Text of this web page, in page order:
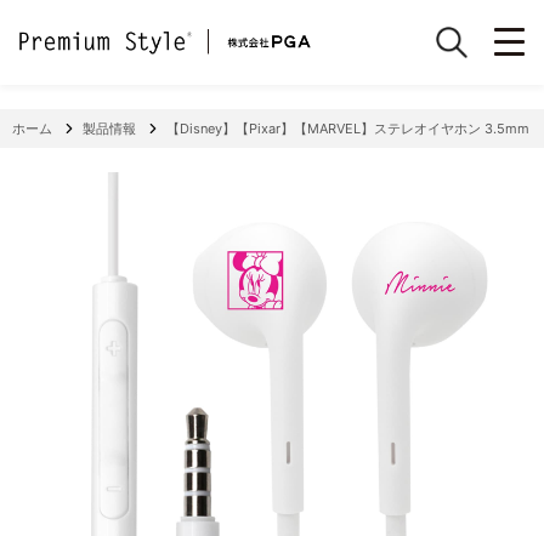
ホーム 製品情報 【Disney】【Pixar】【MARVEL】ステレオイヤホン 3.5mm